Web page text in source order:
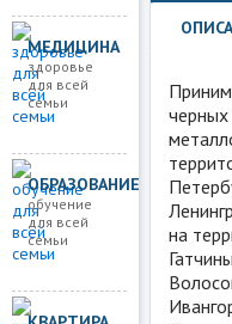
МЕДИЦИНА
здоровье
для всей
семьи
ОБРАЗОВАНИЕ
обучение
для всей
семьи
на